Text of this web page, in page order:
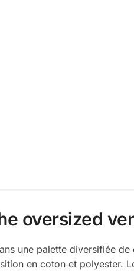
oversized
une palette diversifiée de
en coton et polyester.